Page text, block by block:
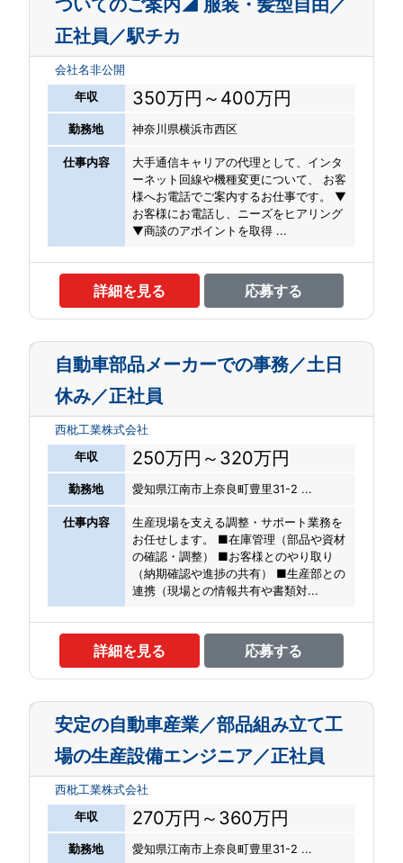
ついてのご案内◢ 服装・髪型自由／
正社員／駅チカ
会社名非公開
年収
350万円～400万円
勤務地 神奈川県横浜市西区
仕事内容
大手通信キャリアの代理として、インタ
ーネット回線や機種変更について、 お客
様へお電話でご案内するお仕事です。 ▼
お客様にお電話し、ニーズをヒアリング
▼商談のアポイントを取得 ...
詳細を見る 応募する
自動車部品メーカーでの事務／土日
休み／正社員
西枇工業株式会社
年収
250万円～320万円
勤務地 愛知県江南市上奈良町豊里31-2 ...
仕事内容
生産現場を支える調整・サポート業務を
お任せします。 ■在庫管理（部品や資材
の確認・調整） ■お客様とのやり取り
（納期確認や進捗の共有） ■生産部との
連携（現場との情報共有や書類対...
詳細を見る 応募する
安定の自動車産業／部品組み立て工
場の生産設備エンジニア／正社員
西枇工業株式会社
年収
270万円～360万円
勤務地 愛知県江南市上奈良町豊里31-2 ...